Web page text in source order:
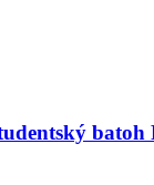
batoh